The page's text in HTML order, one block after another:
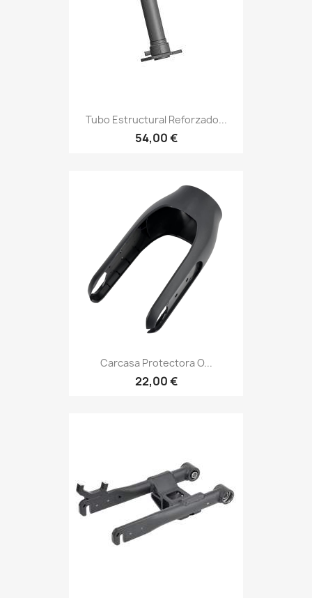
Tubo Estructural Reforzado...
54,00 €
Carcasa Protectora O...
22,00 €